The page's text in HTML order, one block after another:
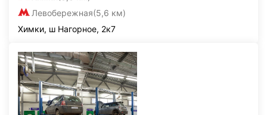
Левобережная(5,6 км)
Химки, ш Нагорное, 2к7